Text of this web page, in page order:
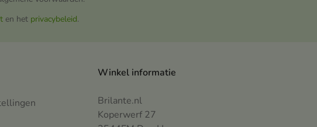
en het privacybeleid.
Winkel informatie
Brilante.nl
Koperwerf 27